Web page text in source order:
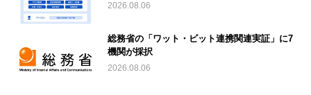
2026.08.06
総務省の「ワット・ビット連携関連実証」に7
機関が採択
2026.08.06